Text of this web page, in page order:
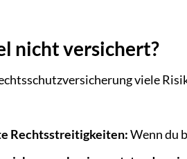
nicht versichert?
viele
Rechtsstreitigkeiten:Wenn du